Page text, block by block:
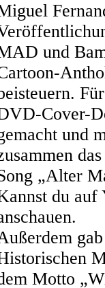
und
Cover-
und
„Alter
du auf
Motto